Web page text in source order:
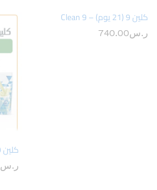
كلين 9 (21 يوم) – Clean 9
ر.س740.00
كلين 9 (9 أيام) – Clean 9
ر.س